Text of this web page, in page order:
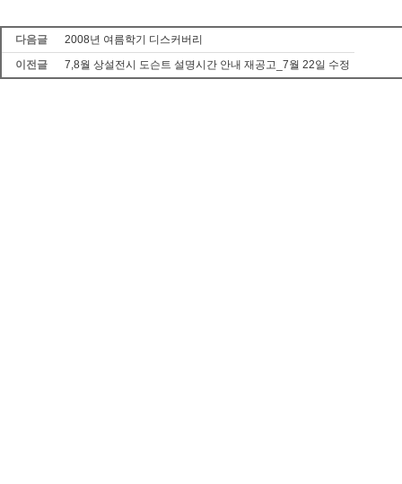
다음글
2008년 여름학기 디스커버리
이전글
7,8월 상설전시 도슨트 설명시간 안내 재공고_7월 22일 수정